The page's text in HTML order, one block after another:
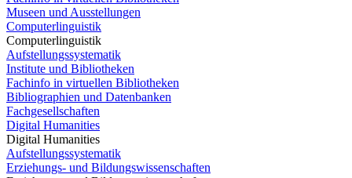
Museen und Ausstellungen
Computerlinguistik
Computerlinguistik
Aufstellungssystematik
Institute und Bibliotheken
Fachinfo in virtuellen Bibliotheken
Bibliographien und Datenbanken
Fachgesellschaften
Digital Humanities
Digital Humanities
Aufstellungssystematik
Erziehungs- und Bildungswissenschaften